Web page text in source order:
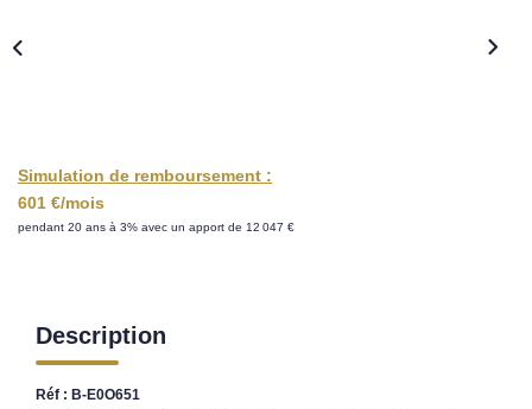
LOUER
Simulation de remboursement :
601 €/mois
pendant 20 ans à 3% avec un apport de 12 047 €
Description
Réf : B-E0O651